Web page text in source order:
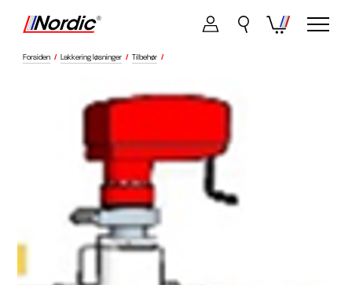
Forsiden / Lakkering løsninger / Tilbehør /